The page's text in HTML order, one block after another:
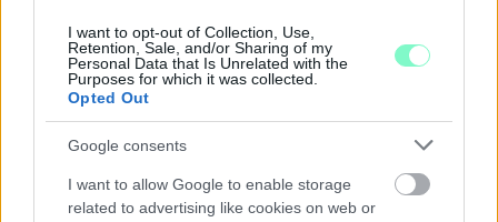
I want to opt-out of Collection, Use,
Retention, Sale, and/or Sharing of my
Personal Data that Is Unrelated with the
Purposes for which it was collected.
Opted Out
Google consents
I want to allow Google to enable storage
related to advertising like cookies on web or